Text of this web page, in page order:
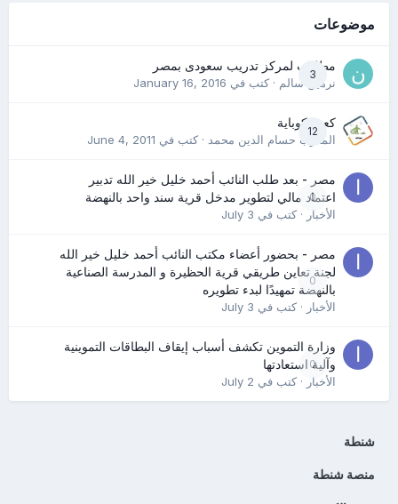
موضوعات
3
مطلوب لمركز تدريب سعودى بمصر
نرمين سالم· كتب في January 16, 2016
12
كعب كوباية
المدرب حسام الدين محمد· كتب في June 4, 2011
0
مصر - بعد طلب النائب أحمد خليل خير الله تدبير
اعتماد مالي لتطوير مدخل قرية سند واحد بالنهضة
الأخبار· كتب في July 3
0
مصر - بحضور أعضاء مكتب النائب أحمد خليل خير الله
لجنة تعاين طريقي قرية الحظيرة و المدرسة الصناعية
بالنهضة تمهيدًا لبدء تطويره
الأخبار· كتب في July 3
0
وزارة التموين تكشف أسباب إيقاف البطاقات التموينية
وآلية استعادتها
الأخبار· كتب في July 2
شنطة
منصة شنطة